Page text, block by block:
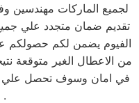
لجميع الماركات مهندسين
تقديم ضمان متجدد علي جميع
الفيوم يضمن لكم حصولكم
من الاعطال الغير متوقعة
في امان وسوف تحصل علي
الضرورة .